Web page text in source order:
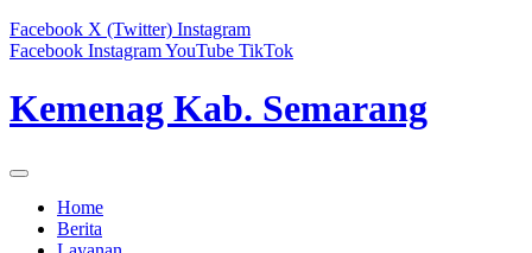
Facebook X (Twitter) Instagram
Facebook InstagramYouTube TikTok
Kemenag Kab. Semarang
Home
Berita